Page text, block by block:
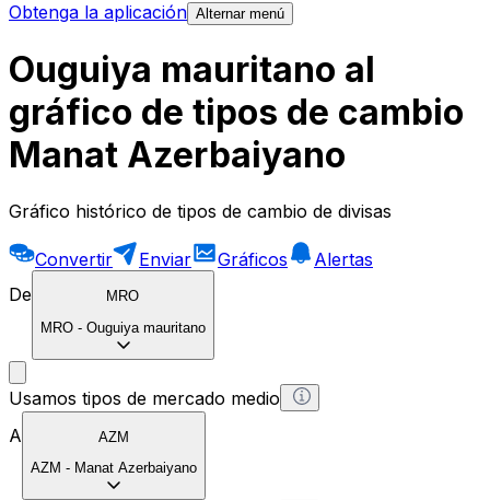
Obtenga la aplicación Alternar menú
Ouguiya mauritano al
gráfico de tipos de cambio
Manat Azerbaiyano
Gráfico histórico de tipos de cambio de divisas
Convertir Enviar Gráficos
Alertas
De
MRO
MRO - Ouguiya mauritano
Usamos tipos de mercado medio
A
AZM
AZM - Manat Azerbaiyano